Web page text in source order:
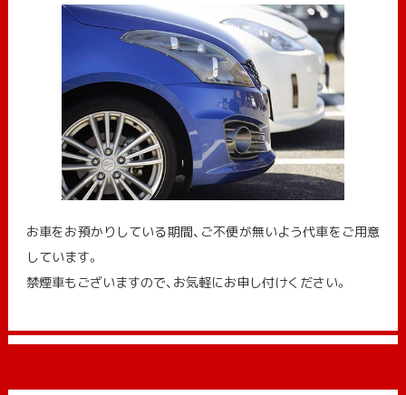
お車をお預かりしている期間、ご不便が無いよう代車をご用意
しています。
禁煙車もございますので、お気軽にお申し付けください。